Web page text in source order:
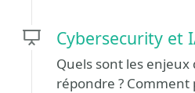
Cybersecurity et
Quels sont les
répondre ?